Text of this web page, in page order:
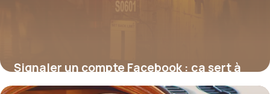
Signaler un compte Facebook : ça sert à
quoi, concrètement ?